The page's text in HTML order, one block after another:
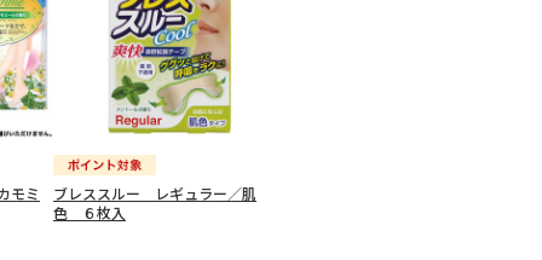
モミ
ブレススルー レギュラー／肌
色 ６枚入